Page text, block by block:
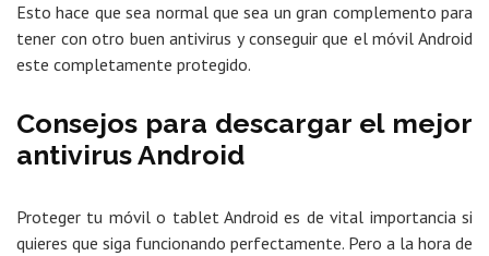
Esto hace que sea normal que sea un gran complemento para
tener con otro buen antivirus y conseguir que el móvil Android
este completamente protegido.
Consejos para descargar el mejor
antivirus Android
Proteger tu móvil o tablet Android es de vital importancia si
quieres que siga funcionando perfectamente. Pero a la hora de